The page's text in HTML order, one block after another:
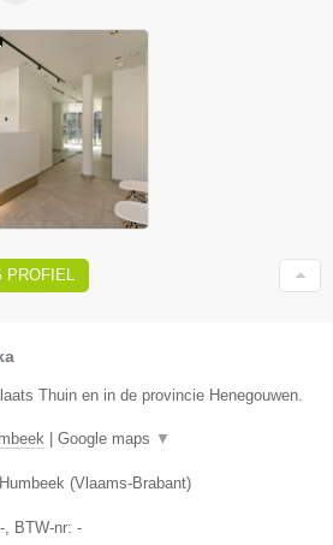
Thuin en in de provincie Henegouwen.
Google maps ▼
Humbeek (Vlaams-Brabant)
- , BTW-nr: -